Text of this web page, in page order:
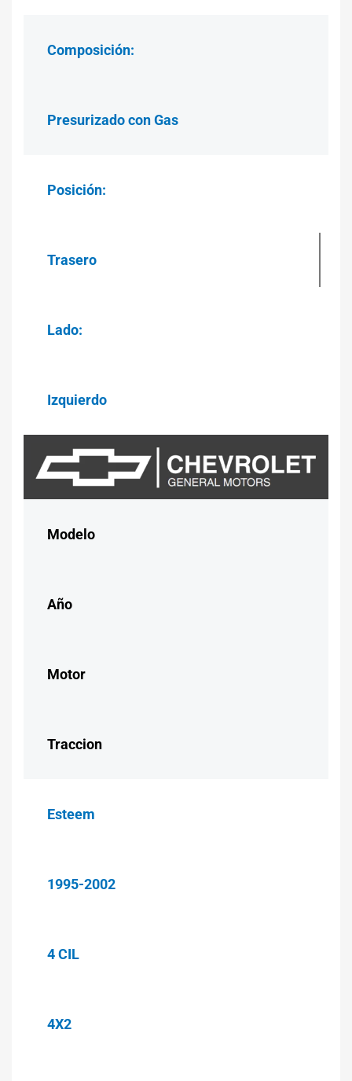
Composición:
Presurizado con Gas
Posición:
Trasero
Lado:
Izquierdo
Modelo
Año
Motor
Traccion
Esteem
1995-2002
4 CIL
4X2